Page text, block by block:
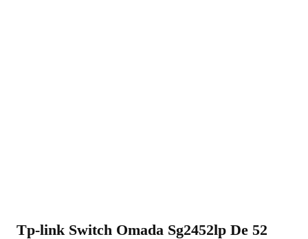
Tp-link Switch Omada Sg2452lp De 52